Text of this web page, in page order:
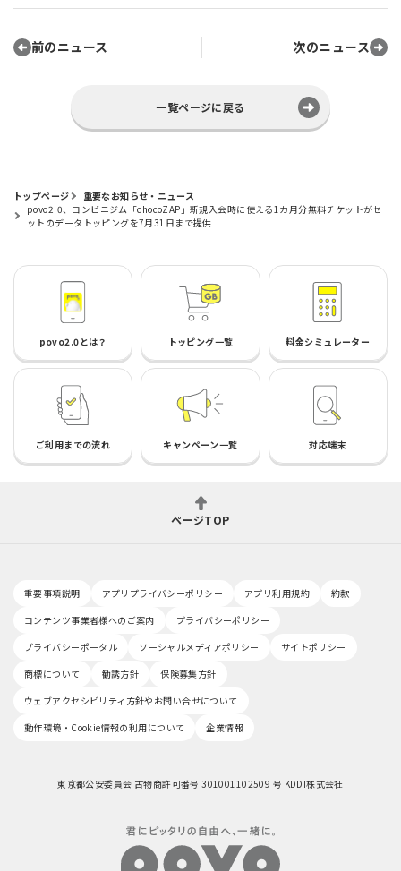
前のニュース 次のニュース
一覧ページに戻る
トップページ
重要なお知らせ・ニュース
povo2.0、コンビニジム「chocoZAP」新規入会時に使える1カ月分無料チケットがセ
ットのデータトッピングを7月31日まで提供
povo2.0とは？ トッピング一覧 料金シミュレーター
ご利用までの流れ キャンペーン一覧 対応端末
ページTOP
重要事項説明 アプリプライバシーポリシー アプリ利用規約
約款
コンテンツ事業者様へのご案内
プライバシーポリシー
プライバシーポータル
ソーシャルメディアポリシー
サイトポリシー
商標について
勧誘方針
保険募集方針
ウェブアクセシビリティ方針やお問い合せについて
動作環境・Cookie情報の利用について
企業情報
東京都公安委員会 古物商許可番号 301001102509 号 KDDI株式会社